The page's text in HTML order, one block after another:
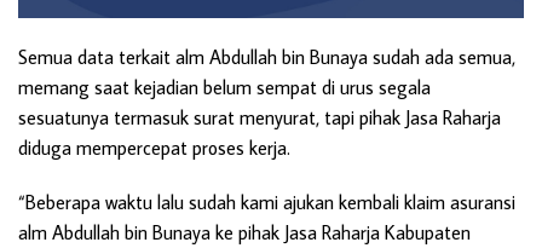
Semua data terkait alm Abdullah bin Bunaya sudah ada semua,
memang saat kejadian belum sempat di urus segala
sesuatunya termasuk surat menyurat, tapi pihak Jasa Raharja
diduga mempercepat proses kerja.
“Beberapa waktu lalu sudah kami ajukan kembali klaim asuransi
alm Abdullah bin Bunaya ke pihak Jasa Raharja Kabupaten